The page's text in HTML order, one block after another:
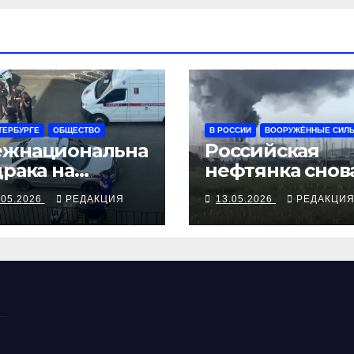
ОБЩЕСТВО
на
РЕДАКЦИЯ
В РОССИИ ВООРУЖЁННЫЕ
Российская
нефтянка
огне
13.05.2026 РЕДАКЦИЯ